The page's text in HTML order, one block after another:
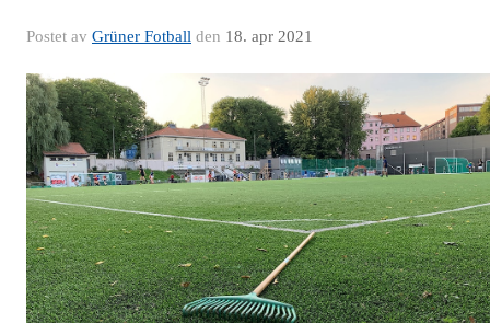
Postet av Grüner Fotball den 18. apr 2021